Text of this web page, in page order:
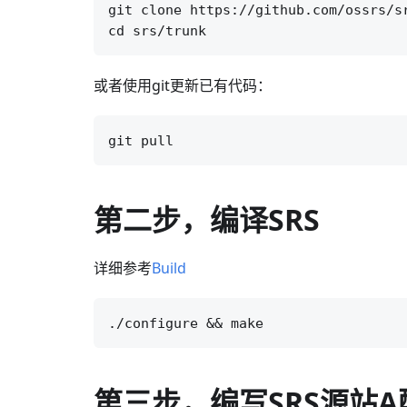
git clone https://github.com/ossrs/
或者使用git更新已有代码：
第二步，编译SRS
详细参考Build